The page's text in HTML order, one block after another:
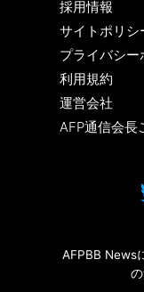
採用情報
サイトポリシ
プライバシー
利用規約
運営会社
AFP通信会長
AFPBB News